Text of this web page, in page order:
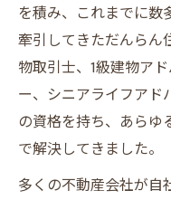
を積み、これまでに数
牽引してきただんらん
物取引士、1級建物ア
ー、シニアライフアド
の資格を持ち、あら
で解決してきました。
多くの不動産会社が自